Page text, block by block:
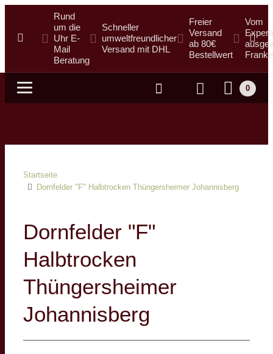
Rund
um die
Uhr E-
Mail
Beratung
Schneller
umweltfreundlicher
Versand mit DHL
Freier
Versand
ab 80€
Bestellwert
Vom
Suche
0
Startseite
Dornfelder "F" Halbtrocken Thüngersheimer Johannisberg
Dornfelder "F"
Halbtrocken
Thüngersheimer
Johannisberg